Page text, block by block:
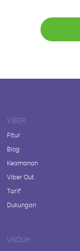
VIBER
Fitur
Blog
Keamanan
Viber Out
Tarif
Dukungan
UNDUH